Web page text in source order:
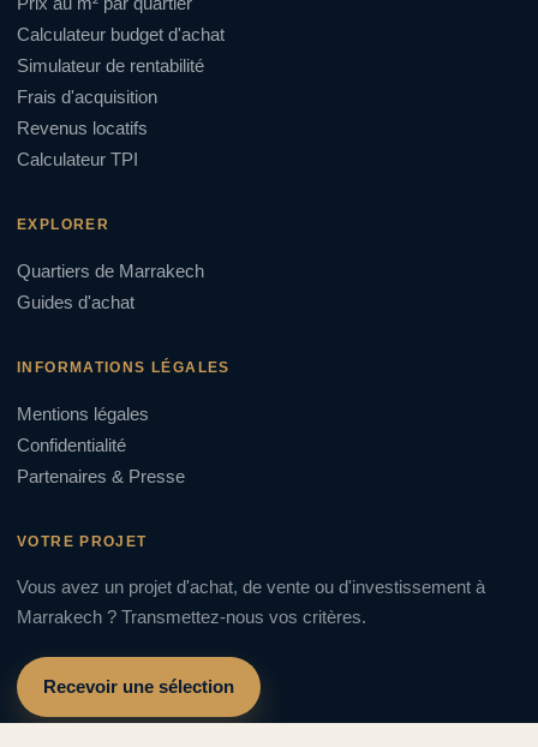
Calculateur budget d'achat
Simulateur de rentabilité
Frais d'acquisition
Revenus locatifs
Calculateur TPI
EXPLORER
Quartiers de Marrakech
Guides d'achat
INFORMATIONS LÉGALES
Mentions légales
Confidentialité
Partenaires & Presse
VOTRE PROJET
Vous avez un projet d'achat, de vente ou d'investissement à
Marrakech ? Transmettez-nous vos critères.
Recevoir une sélection